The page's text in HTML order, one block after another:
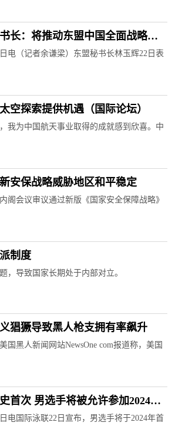
长：将推动东盟中国全面战略伙
电（记者余谦梁）东盟秘书长林玉辉22日表
空探索提供机遇（国际论坛）
我为中国航天事业取得的成就感到欣喜。中
安保战略威胁地区和平稳定
阁会议审议通过新版《国家安全保障战略》
制度
，导致国家长期处于内部对立。
猖獗导致黑人枪支拥有率飙升
国黑人新闻网站NewsOne com报道称，美国
首次 男选手将被允许参加2024年
电国际泳联22日宣布，男选手将于2024年首